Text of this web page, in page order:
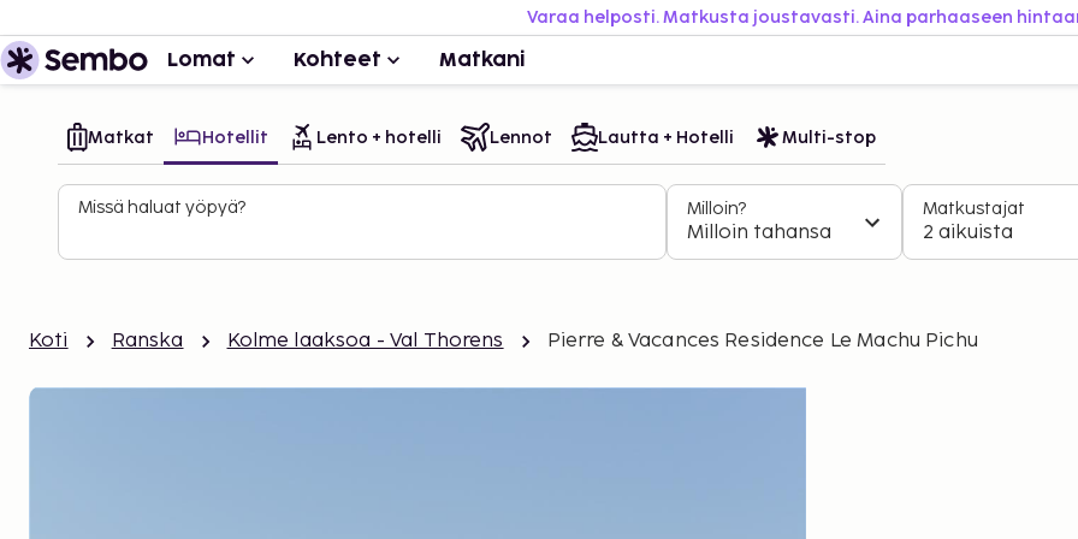
Varaa helposti. Matkusta joustavasti. Aina parhaaseen
Lomat Kohteet Matkani
Matkat Hotellit Lento + hotelli Lennot Lautta + Hotelli Multi-stop
Missä haluat yöpyä? Milloin?
Milloin tahansa
Matkustajat
2 aikuista
Koti Ranska Kolme laaksoa - Val Thorens Pierre & Vacances Residence Le Machu Pichu